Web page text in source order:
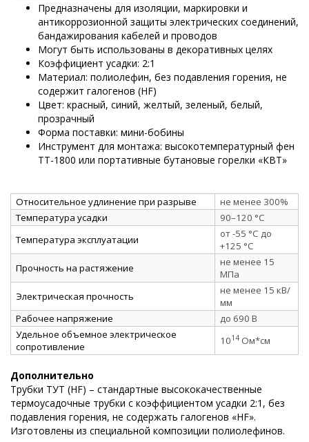
Предназначены для изоляции, маркировки и
антикоррозионной защиты электрических соединений,
бандажирования кабелей и проводов
Могут быть использованы в декоративных целях
Коэффициент усадки: 2:1
Материал: полиолефин, без подавления горения, не
содержит галогенов (HF)
Цвет: красный, синий, желтый, зеленый, белый,
прозрачный
Форма поставки: мини-бобины
Инструмент для монтажа: высокотемпературный фен
ТТ-1800 или портативные бутановые горелки «КВТ»
Относительное удлинение при разрыве
не менее 300%
Температура усадки
90–120 °C
Температура эксплуатации
от -55 °C до
+125 °C
Прочность на растяжение
не менее 15
МПа
Электрическая прочность
не менее 15 кВ/
мм
Рабочее напряжение
до 690 В
Удельное объемное электрическое
сопротивление
1014 Ом*см
Дополнительно
Трубки ТУТ (HF) – стандартные высококачественные
термоусадочные трубки с коэффициентом усадки 2:1, без
подавления горения, не содержать галогенов «HF».
Изготовлены из специальной композиции полиолефинов.